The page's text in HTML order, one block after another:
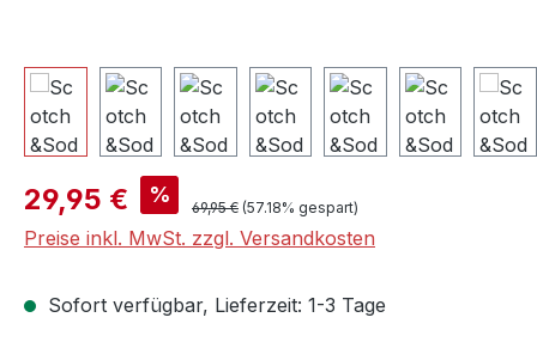
Verkaufspreis:
29,95 € % Regulärer Preis:
69,95 € (57.18% gespart)
Preise inkl. MwSt. zzgl. Versandkosten
Sofort verfügbar, Lieferzeit: 1-3 Tage